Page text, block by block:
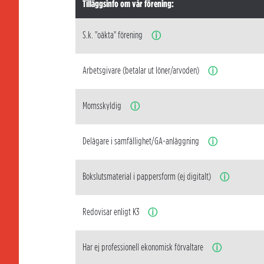
Tilläggsinfo om vår förening:
S.k. "oäkta" förening ⓘ
Arbetsgivare (betalar ut löner/arvoden) ⓘ
Momsskyldig ⓘ
Delägare i samfällighet/GA-anläggning ⓘ
Bokslutsmaterial i pappersform (ej digitalt) ⓘ
Redovisar enligt K3 ⓘ
Har ej professionell ekonomisk förvaltare ⓘ